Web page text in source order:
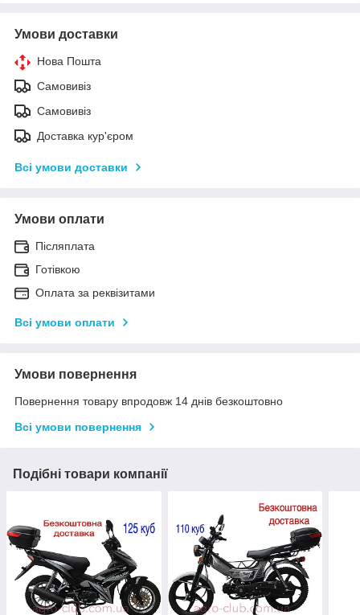
Умови доставки
Нова Пошта
Самовивіз
Самовивіз
Доставка кур'єром
Всі умови доставки
Умови оплати
Післяплата
Готівкою
Оплата за реквізитами
Всі умови оплати
Умови повернення
Повернення товару впродовж 14 днів безкоштовно
Всі умови повернення
Подібні товари компанії